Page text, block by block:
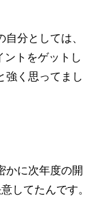
分としては、
ントをゲットし
強く思ってまし
かに次年度の開
してたんです。